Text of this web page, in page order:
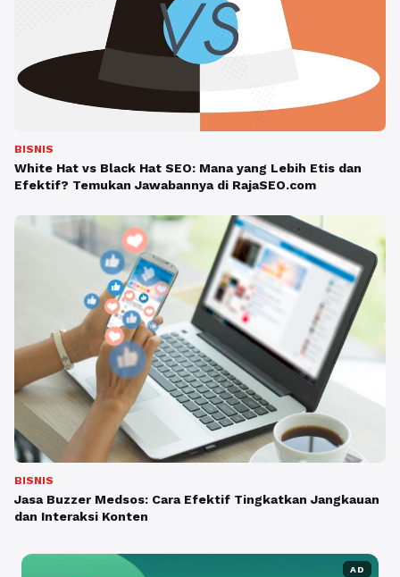
BISNIS
White Hat vs Black Hat SEO: Mana yang Lebih Etis dan
Efektif? Temukan Jawabannya di RajaSEO.com
BISNIS
Jasa Buzzer Medsos: Cara Efektif Tingkatkan Jangkauan
dan Interaksi Konten
AD